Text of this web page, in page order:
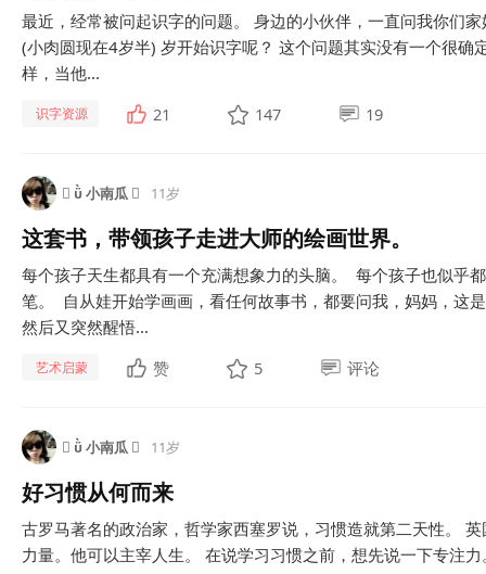
最近，经常被问起识字的问题。 身边的小伙伴，一直问我你们
(小肉圆现在4岁半) 岁开始识字呢？ 这个问题其实没有一个很确
样，当他...
识字资源 21 147 19
  小南瓜  11岁
这套书，带领孩子走进大师的绘画世界。
每个孩子天生都具有一个充满想象力的头脑。 每个孩子也似乎
笔。 自从娃开始学画画，看任何故事书，都要问我，妈妈，这
然后又突然醒悟...
艺术启蒙 赞 5 评论
  小南瓜  11岁
好习惯从何而来
古罗马著名的政治家，哲学家西塞罗说，习惯造就第二天性。
力量。他可以主宰人生。 在说学习习惯之前，想先说一下专注